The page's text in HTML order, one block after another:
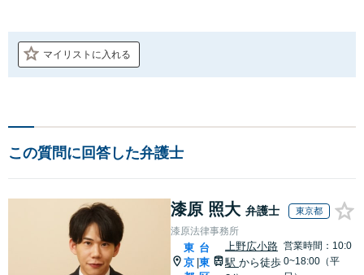
マイリストに入れる
この質問に回答した弁護士
漆原 照大 弁護士 東京都
漆原法律事務所
東
京
台
東
上野広小路
駅 から徒歩
営業時間：10:0
0~18:00（平